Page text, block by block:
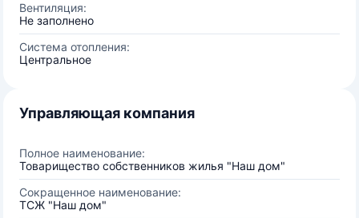
Вентиляция:
Не заполнено
Система отопления:
Центральное
Управляющая компания
Полное наименование:
Товарищество собственников жилья "Наш дом"
Сокращенное наименование:
ТСЖ "Наш дом"